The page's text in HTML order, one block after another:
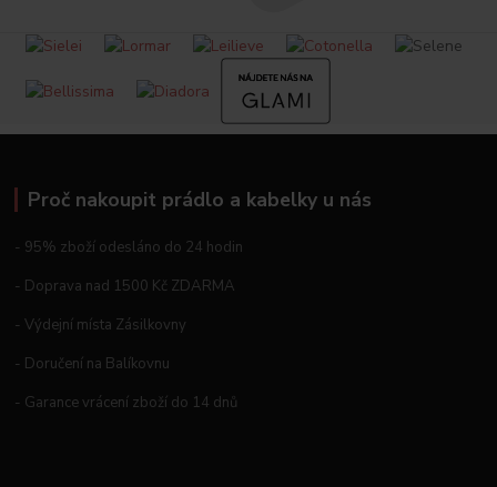
Proč nakoupit prádlo a kabelky u nás
- 95% zboží odesláno do 24 hodin
- Doprava nad 1500 Kč ZDARMA
- Výdejní místa Zásilkovny
- Doručení na Balíkovnu
- Garance vrácení zboží do 14 dnů